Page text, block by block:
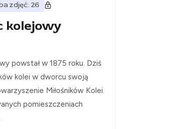
zdjęć: 26
kolejowy
powstał w 1875 roku. Dziś
kolei w dworcu swoją
Miłośników Kolei.
pomieszczeniach